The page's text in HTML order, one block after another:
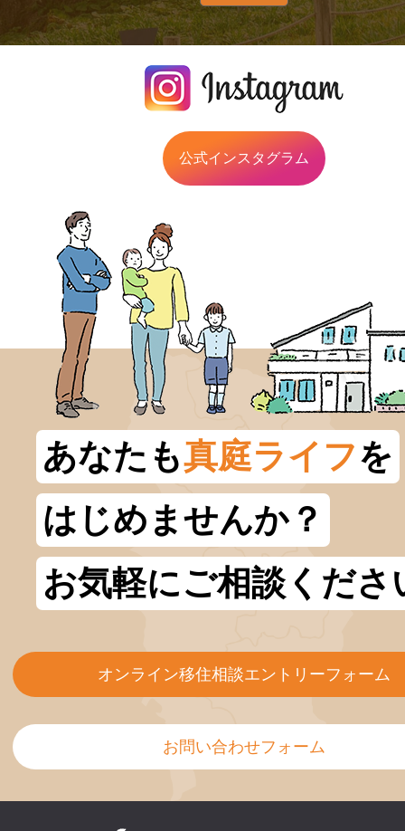
公式インスタグラム
あなたも真庭ライフを
はじめませんか？
お気軽にご相談くださ
オンライン移住相談エントリーフォーム
お問い合わせフォーム